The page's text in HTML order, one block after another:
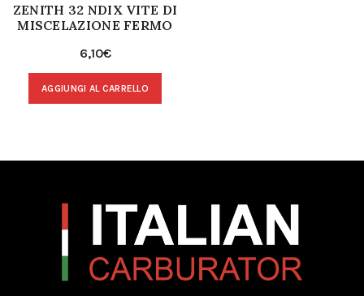
ZENITH 32 NDIX VITE DI
MISCELAZIONE FERMO
6,10€
AGGIUNGI AL CARRELLO